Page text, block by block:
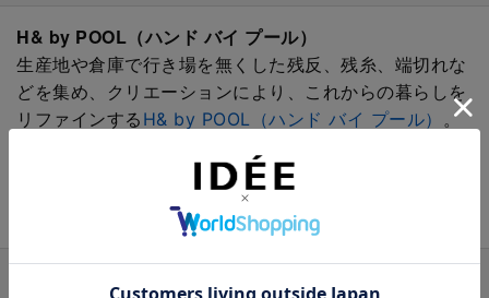
H& by POOL（ハンド バイ プール）
生産地や倉庫で行き場を無くした残反、残糸、端切れな
どを集め、クリエーションにより、これからの暮らしを
リファインする H& by POOL（ハンド バイ プール）
。
皆川明さんのディレクションによるPOOL